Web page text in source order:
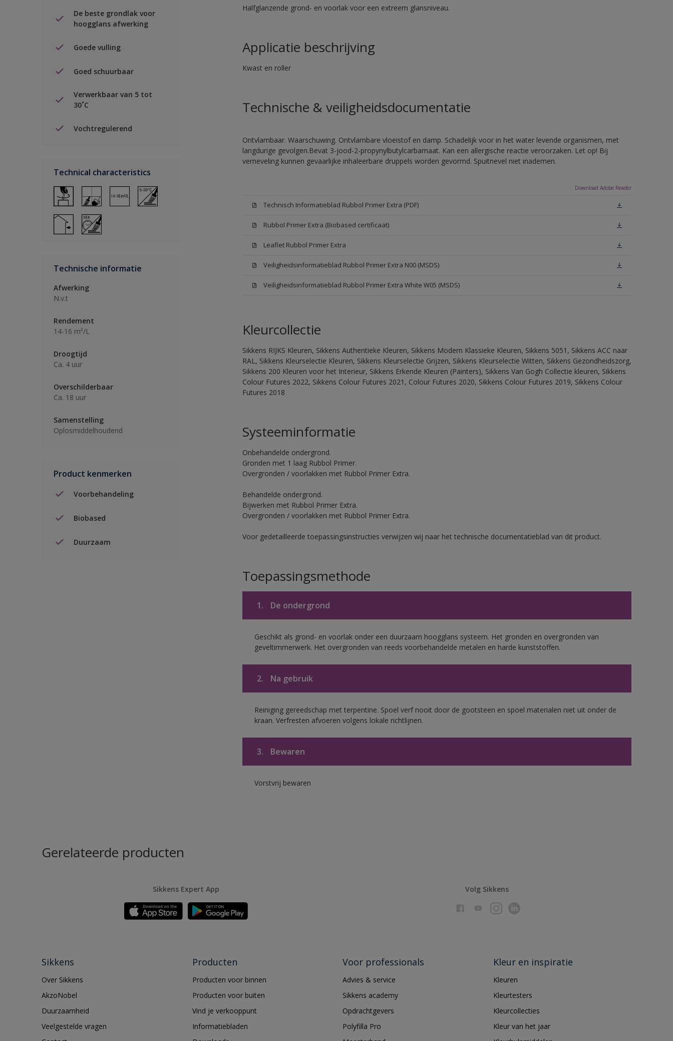
De beste grondlak voor
hoogglans afwerking
Goede vulling
Goed schuurbaar
Verwerkbaar van 5 tot
30˚C
Vochtregulerend
Technical characteristics
Technische informatie
Afwerking
N.v.t
Rendement
14-16 m²/L
Droogtijd
Ca. 4 uur
Overschilderbaar
Ca. 18 uur
Samenstelling
Oplosmiddelhoudend
Product kenmerken
Voorbehandeling
Biobased
Duurzaam
Halfglanzende grond- en voorlak voor een extreem glansniveau.
Applicatie beschrijving
Kwast en roller
Technische & veiligheidsdocumentatie
Ontvlambaar. Waarschuwing. Ontvlambare vloeistof en damp. Schadelijk voor in het water levende organismen, met
langdurige gevolgen.Bevat 3-jood-2-propynylbutylcarbamaat. Kan een allergische reactie veroorzaken. Let op! Bij
verneveling kunnen gevaarlijke inhaleerbare druppels worden gevormd. Spuitnevel niet inademen.
Download Adobe Reader
Technisch Informatieblad Rubbol Primer Extra (PDF)
Rubbol Primer Extra (Biobased certificaat)
Leaflet Rubbol Primer Extra
Veiligheidsinformatieblad Rubbol Primer Extra N00 (MSDS)
Veiligheidsinformatieblad Rubbol Primer Extra White W05 (MSDS)
Kleurcollectie
Sikkens RIJKS Kleuren, Sikkens Authentieke Kleuren, Sikkens Modern Klassieke Kleuren, Sikkens 5051, Sikkens ACC naar
RAL, Sikkens Kleurselectie Kleuren, Sikkens Kleurselectie Grijzen, Sikkens Kleurselectie Witten, Sikkens Gezondheidszorg,
Sikkens 200 Kleuren voor het Interieur, Sikkens Erkende Kleuren (Painters), Sikkens Van Gogh Collectie kleuren, Sikkens
Colour Futures 2022, Sikkens Colour Futures 2021, Colour Futures 2020, Sikkens Colour Futures 2019, Sikkens Colour
Futures 2018
Systeeminformatie
Onbehandelde ondergrond.
Gronden met 1 laag Rubbol Primer.
Overgronden / voorlakken met Rubbol Primer Extra.
Behandelde ondergrond.
Bijwerken met Rubbol Primer Extra.
Overgronden / voorlakken met Rubbol Primer Extra.
Voor gedetailleerde toepassingsinstructies verwijzen wij naar het technische documentatieblad van dit product.
Toepassingsmethode
1. De ondergrond
Geschikt als grond- en voorlak onder een duurzaam hoogglans systeem. Het gronden en overgronden van
geveltimmerwerk. Het overgronden van reeds voorbehandelde metalen en harde kunststoffen.
2. Na gebruik
Reiniging gereedschap met terpentine. Spoel verf nooit door de gootsteen en spoel materialen niet uit onder de
kraan. Verfresten afvoeren volgens lokale richtlijnen.
3. Bewaren
Vorstvrij bewaren
Gerelateerde producten
Sikkens Expert App Volg Sikkens
Sikkens
Over Sikkens
AkzoNobel
Duurzaamheid
Veelgestelde vragen
Producten
Producten voor binnen
Producten voor buiten
Vind je verkooppunt
Informatiebladen
Voor professionals
Advies & service
Sikkens academy
Opdrachtgevers
Polyfilla Pro
Kleur en inspiratie
Kleuren
Kleurtesters
Kleurcollecties
Kleur van het jaar